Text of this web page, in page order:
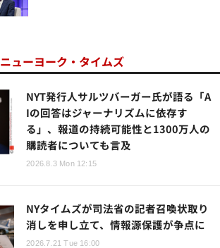
ニューヨーク・タイムズ
NYT発行人サルツバーガー氏が語る「A
Iの回答はジャーナリズムに依存す
る」、報道の持続可能性と1300万人の
購読者についても言及
2026.8.3 Mon 12:15
NYタイムズが司法省の記者召喚状取り
消しを申し立て、情報源保護が争点に
2026.7.21 Tue 16:00